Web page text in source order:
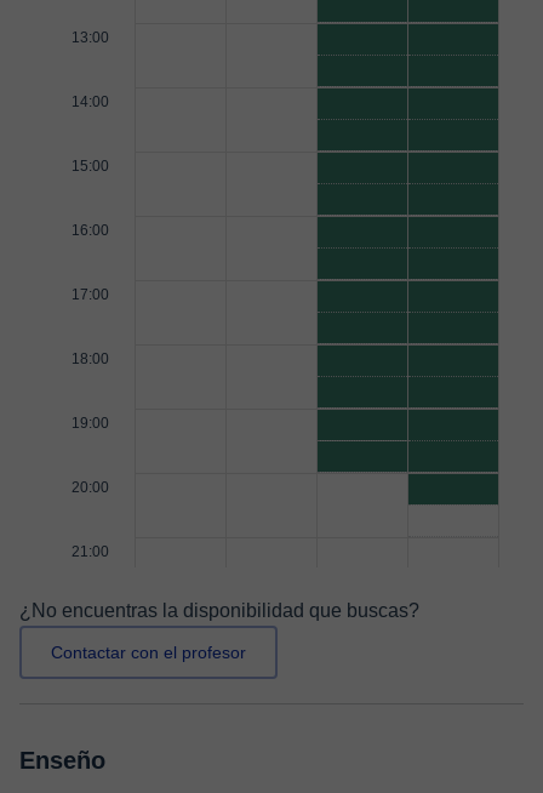
13:00
14:00
15:00
16:00
17:00
18:00
19:00
20:00
21:00
¿No encuentras la disponibilidad que buscas?
Contactar con el profesor
Enseño